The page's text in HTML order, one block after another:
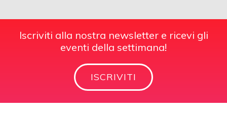
Iscriviti alla nostra newsletter e ricevi gli
eventi della settimana!
ISCRIVITI